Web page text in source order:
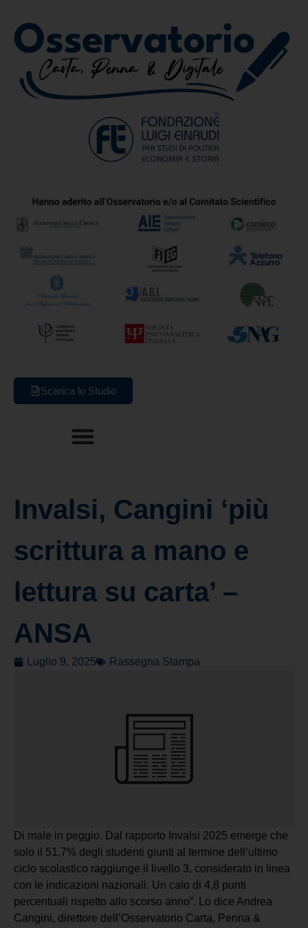
Scarica lo Studio
Invalsi, Cangini ‘più
scrittura a mano e
lettura su carta’ –
ANSA
Luglio 9, 2025 Rassegna Stampa
Di male in peggio. Dal rapporto Invalsi 2025 emerge che
solo il 51,7% degli studenti giunti al termine dell’ultimo
ciclo scolastico raggiunge il livello 3, considerato in linea
con le indicazioni nazionali. Un calo di 4,8 punti
percentuali rispetto allo scorso anno”. Lo dice Andrea
Cangini, direttore dell’Osservatorio Carta, Penna &